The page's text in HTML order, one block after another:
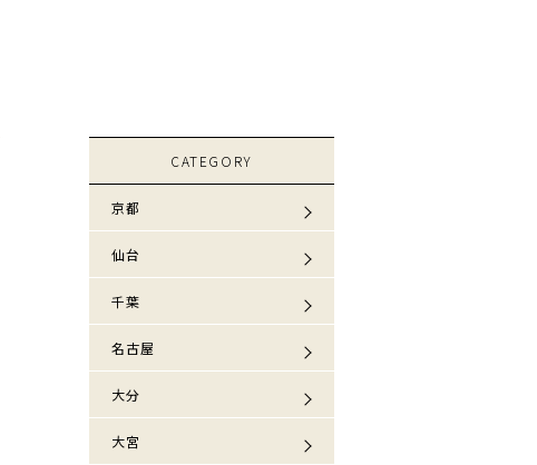
CATEGORY
京都
仙台
千葉
名古屋
大分
大宮